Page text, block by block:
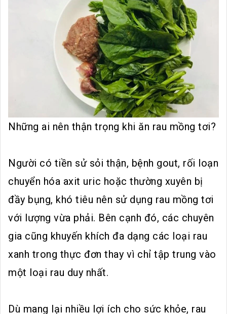
Những ai nên thận trọng khi ăn rau mồng tơi?
Người có tiền sử sỏi thận, bệnh gout, rối loạn
chuyển hóa axit uric hoặc thường xuyên bị
đầy bụng, khó tiêu nên sử dụng rau mồng tơi
với lượng vừa phải. Bên cạnh đó, các chuyên
gia cũng khuyến khích đa dạng các loại rau
xanh trong thực đơn thay vì chỉ tập trung vào
một loại rau duy nhất.
Dù mang lại nhiều lợi ích cho sức khỏe, rau